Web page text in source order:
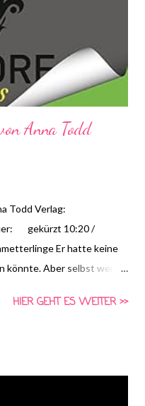
Anna Todd
Verlag:
gekürzt 10:20 /
Er hatte keine
könnte. Aber selbst wenn
ihr. Vor ihr war er leer.
HIER GEHT ES WEITER >>